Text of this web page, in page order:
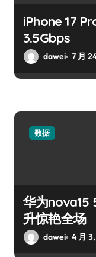
iPhone 17
3.5Gbps
dawei 7 月
数据
华为nova15
升惊艳全场
dawei 4 月